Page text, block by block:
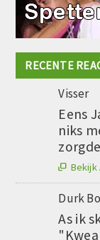
RECENTE
Visser
Eens
niks
 Bekijk
Durk
As ik